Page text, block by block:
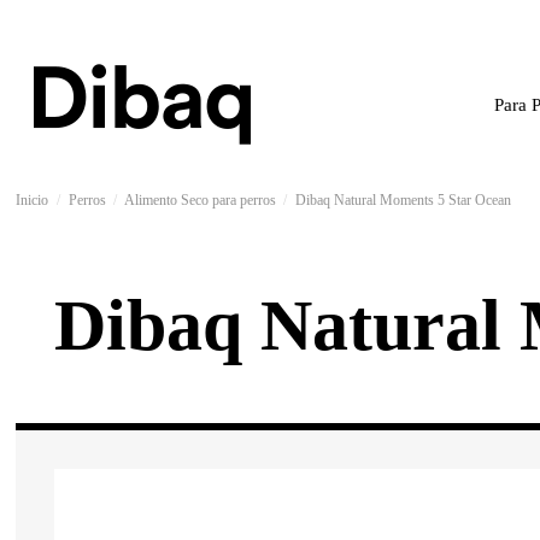
Para
Inicio Perros Alimento Seco para perros Dibaq Natural Moments 5 Star Ocean
Dibaq Natural